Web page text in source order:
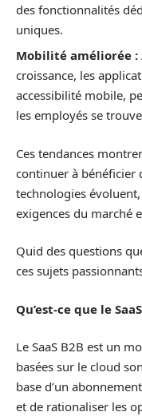
des fonctionnalités
uniques.
Mobilité améliorée :
croissance, les
accessibilité mobile,
les employés se
Ces tendances
continuer à bénéficier
technologies
exigences du marché
Quid des questions
ces sujets
Qu’est-ce que le
Le SaaS B2B est un
basées sur le cloud
base d’un
et de rationaliser les